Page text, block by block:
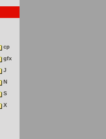
cp
gfx
J
N
S
X